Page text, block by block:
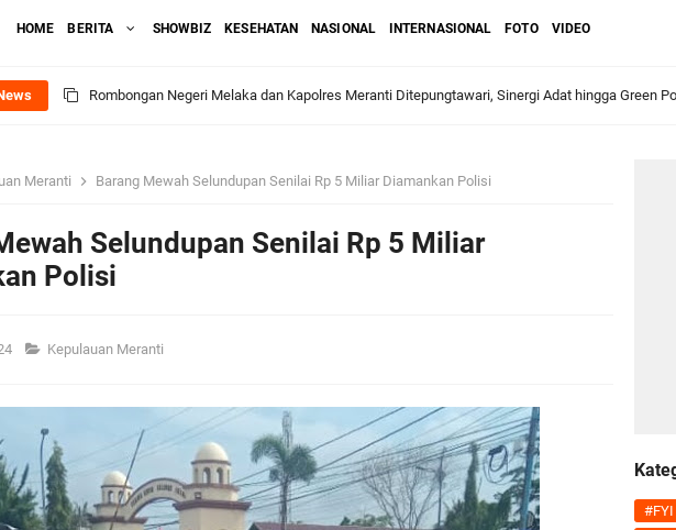
HOME BERITA SHOWBIZ KESEHATAN NASIONAL INTERNASIONAL FOTO VIDEO
Rombongan Negeri Melaka dan Kapolres Meranti Ditepungtawari, Sinergi Adat hingga Green
DPRD Kepulauan Meranti Sahkan Ranperda Pertanggungjawaban APBD 2025, Pemkab Siap
PTPN IV Regional VI Kebun Julok Rayeuk Utara Serahkan Bantuan Mesin Genset untuk Dayah
Bupati Asmar Tegaskan MoU Pemkab dan PLN Harus Berdampak Nyata bagi Masyarakat
Meranti Barang Mewah Selundupan Senilai Rp 5 Miliar Diamankan Polisi
Selundupan Senilai Rp 5 Miliar
Polisi
Kepulauan Meranti
#FYI